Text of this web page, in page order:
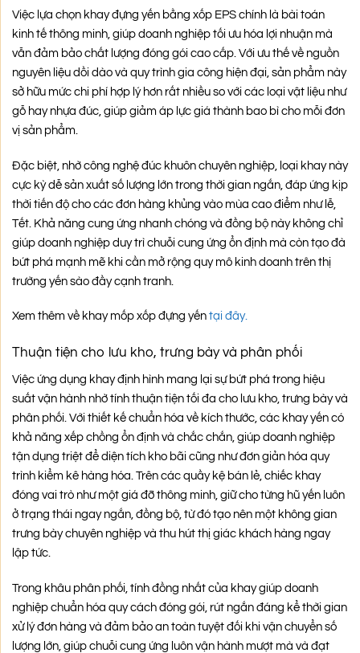
Việc lựa chọn khay đựng yến bằng xốp EPS chính là bài toán
kinh tế thông minh, giúp doanh nghiệp tối ưu hóa lợi nhuận mà
vẫn đảm bảo chất lượng đóng gói cao cấp. Với ưu thế về nguồn
nguyên liệu dồi dào và quy trình gia công hiện đại, sản phẩm này
sở hữu mức chi phí hợp lý hơn rất nhiều so với các loại vật liệu như
gỗ hay nhựa đúc, giúp giảm áp lực giá thành bao bì cho mỗi đơn
vị sản phẩm.
Đặc biệt, nhờ công nghệ đúc khuôn chuyên nghiệp, loại khay này
cực kỳ dễ sản xuất số lượng lớn trong thời gian ngắn, đáp ứng kịp
thời tiến độ cho các đơn hàng khủng vào mùa cao điểm như lễ,
Tết. Khả năng cung ứng nhanh chóng và đồng bộ này không chỉ
giúp doanh nghiệp duy trì chuỗi cung ứng ổn định mà còn tạo đà
bứt phá mạnh mẽ khi cần mở rộng quy mô kinh doanh trên thị
trường yến sào đầy cạnh tranh.
Xem thêm về khay mốp xốp đựng yến tại đây.
Thuận tiện cho lưu kho, trưng bày và phân phối
Việc ứng dụng khay định hình mang lại sự bứt phá trong hiệu
suất vận hành nhờ tính thuận tiện tối đa cho lưu kho, trưng bày và
phân phối. Với thiết kế chuẩn hóa về kích thước, các khay yến có
khả năng xếp chồng ổn định và chắc chắn, giúp doanh nghiệp
tận dụng triệt để diện tích kho bãi cũng như đơn giản hóa quy
trình kiểm kê hàng hóa. Trên các quầy kệ bán lẻ, chiếc khay
đóng vai trò như một giá đỡ thông minh, giữ cho từng hũ yến luôn
ở trạng thái ngay ngắn, đồng bộ, từ đó tạo nên một không gian
trưng bày chuyên nghiệp và thu hút thị giác khách hàng ngay
lập tức.
Trong khâu phân phối, tính đồng nhất của khay giúp doanh
nghiệp chuẩn hóa quy cách đóng gói, rút ngắn đáng kể thời gian
xử lý đơn hàng và đảm bảo an toàn tuyệt đối khi vận chuyển số
lượng lớn, giúp chuỗi cung ứng luôn vận hành mượt mà và đạt